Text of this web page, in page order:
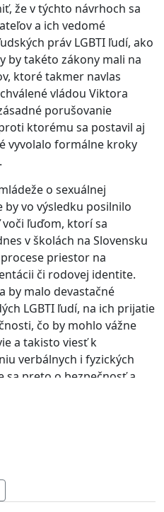
že v týchto návrhoch sa
a ich vedomé
práv LGBTI ľudí, ako
by takéto zákony mali na
ktoré takmer navlas
vládou Viktora
porušovanie
ktorému sa postavil aj
vyvolalo formálne kroky
o sexuálnej
vo výsledku posilnilo
ľuďom, ktorí sa
v školách na Slovensku
priestor na
či rodovej identite.
by malo devastačné
LGBTI ľudí, na ich prijatie
čo by mohlo vážne
a takisto viesť k
verbálnych i fyzických
sa preto o bezpečnosť a
k dispozícii komplexné
politikami
i samotnej existencii. V